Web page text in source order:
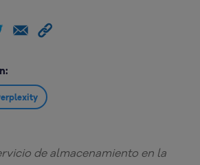
de almacenamiento en la